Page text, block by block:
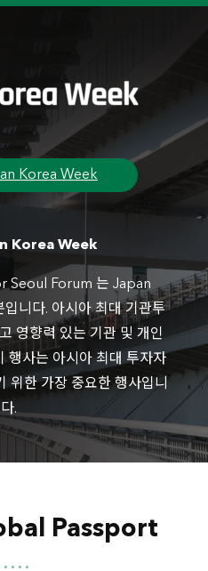
Service
Marine Insurance
Insurance
Bank
Credit Union
Aid Association
Insurance
Insurance
Insurance
Life
Group
Insurance
& Fire Insurance
of Korea
Insurance
Bank
Credit Union
Federation
Korea Week
Korea Week
Seoul Forum 는 Japan
니다. 아시아 최대 기관투
영향력 있는 기관 및 개인
행사는 아시아 최대 투자자
위한 가장 중요한 행사입니
다.
Passport